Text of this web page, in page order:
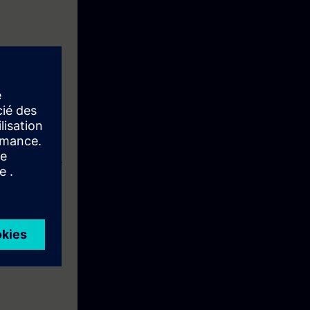
de software
curso te
manejo